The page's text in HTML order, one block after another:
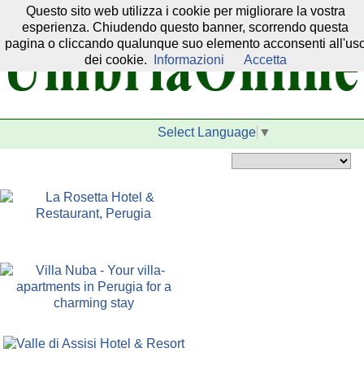
Il nostro network:
Select Language ▼
Questo sito web utilizza i cookie per migliorare la vostra
esperienza. Chiudendo questo banner, scorrendo questa
pagina o cliccando qualunque suo elemento acconsenti
dei cookie.
Informazioni Accetta